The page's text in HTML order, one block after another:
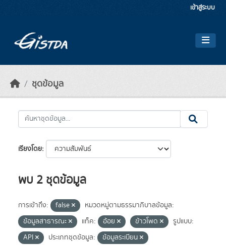
เข้าสู่ระบบ
ชุดข้อมูล
เรียงโดย
พบ 2 ชุดข้อมูล
การเข้าถึง: false
หมวดหมู่ตามธรรมาภิบาลข้อมูล:
ข้อมูลสาธารณะ
แท็ค: อ้อย ข้าวโพด
รูปแบบ:
API
ประเภทชุดข้อมูล:
ข้อมูลระเบียน